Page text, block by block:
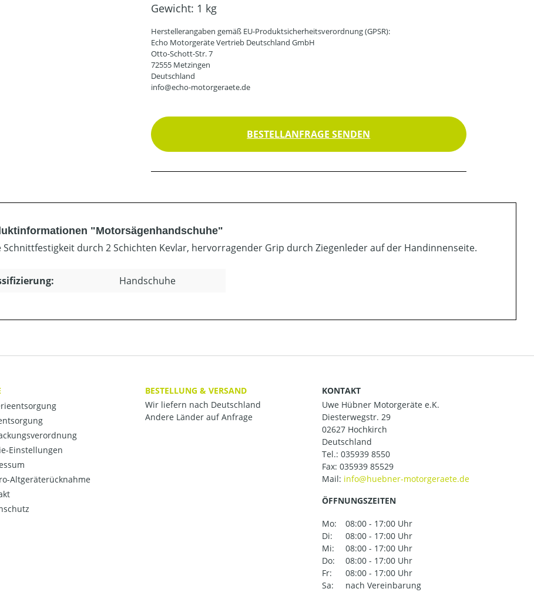
Gewicht: 1 kg
Herstellerangaben gemäß EU-Produktsicherheitsverordnung (GPSR):
Echo Motorgeräte Vertrieb Deutschland GmbH
Otto-Schott-Str. 7
72555 Metzingen
Deutschland
info@echo-motorgeraete.de
BESTELLANFRAGE SENDEN
"Motorsägenhandschuhe"
Schnittfestigkeit durch 2 Schichten Kevlar, hervorragender Grip durch Ziegenleder auf der Handinnenseite.
Handschuhe
Einstellungen
Altgeräterücknahme
BESTELLUNG & VERSAND
Wir liefern nach Deutschland
Andere Länder auf Anfrage
KONTAKT
Uwe Hübner Motorgeräte e.K.
Diesterwegstr. 29
02627 Hochkirch
Deutschland
Tel.: 035939 8550
Fax: 035939 85529
Mail:
ÖFFNUNGSZEITEN
Mo:
08:00 - 17:00 Uhr
Di:
08:00 - 17:00 Uhr
Mi:
08:00 - 17:00 Uhr
Do:
08:00 - 17:00 Uhr
Fr:
08:00 - 17:00 Uhr
Sa:
nach Vereinbarung